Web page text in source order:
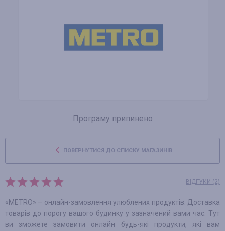
Програму припинено
ПОВЕРНУТИСЯ ДО СПИСКУ МАГАЗИНІВ
ВІДГУКИ (2)
«METRO» – онлайн-замовлення улюблених продуктів. Доставка
товарів до порогу вашого будинку у зазначений вами час. Тут
ви зможете замовити онлайн будь-які продукти, які вам